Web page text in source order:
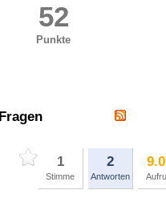
52
Punkte
Fragen
1
Stimme
2
Antworten